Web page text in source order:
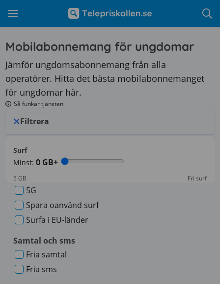
Mobilabonnemang för ungdomar
Jämför ungdomsabonnemang från alla
operatörer. Hitta det bästa mobilabonnemanget
för ungdomar här.
Så funkar tjänsten
Filtrera
Surf
Minst:0 GB+
5 GB Fri surf
5G
Spara oanvänd surf
Surfa i EU-länder
Samtal och sms
Fria samtal
Fria sms